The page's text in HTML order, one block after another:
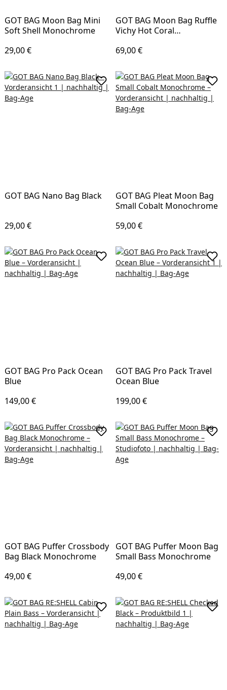
GOT BAG Moon Bag Mini
Soft Shell Monochrome
Regulärer Preis:
29,00 €
GOT BAG Moon Bag Ruffle
Vichy Hot Coral
Regulärer Preis:
69,00 €
GOT BAG Nano Bag Black
Regulärer Preis:
29,00 €
GOT BAG Pleat Moon Bag
Small Cobalt Monochrome
Regulärer Preis:
59,00 €
GOT BAG Pro Pack Ocean
Blue
Regulärer Preis:
149,00 €
GOT BAG Pro Pack Travel
Ocean Blue
Regulärer Preis:
199,00 €
GOT BAG Puffer Crossbody
Bag Black Monochrome
Regulärer Preis:
49,00 €
GOT BAG Puffer Moon Bag
Small Bass Monochrome
Regulärer Preis:
49,00 €